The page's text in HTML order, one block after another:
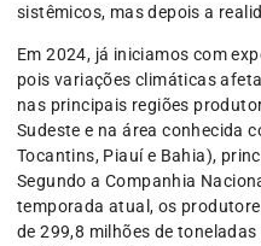
sistêmicos, mas depois a
Em 2024, já iniciamos com
pois variações climáticas
nas principais regiões
Sudeste e na área conhecida
Tocantins, Piauí e Bahia),
Segundo a Companhia
temporada atual, os
de 299,8 milhões de